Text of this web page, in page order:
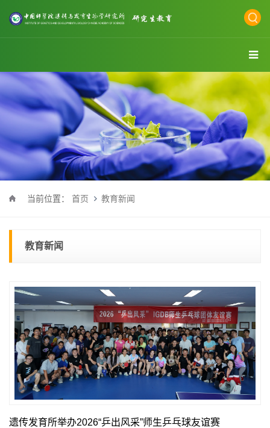
当前位置： 首页 教育新闻
教育新闻
遗传发育所举办2026“乒出风采”师生乒乓球友谊赛